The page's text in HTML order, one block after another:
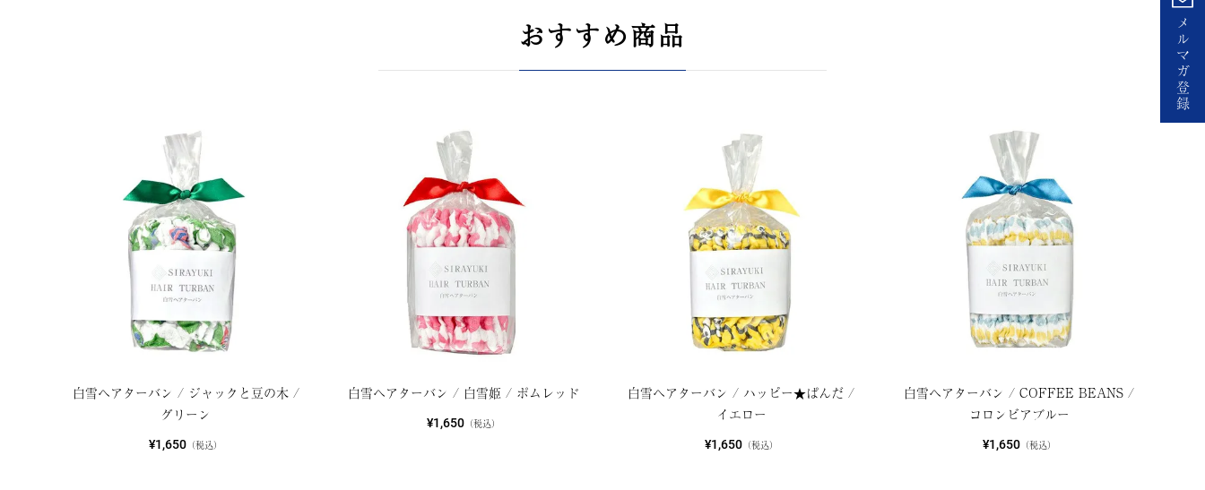
メ
ル
マ
ガ
登
録
おすすめ商品
白雪ヘアターバン / ジャックと豆の木 /
グリーン
¥1,650 （税込）
白雪ヘアターバン / 白雪姫 / ポムレッド
¥1,650（税込）
白雪ヘアターバン / ハッピー★ぱんだ /
イエロー
¥1,650（税込）
白雪ヘアターバン / COFFEE BEANS /
コロンビアブルー
¥1,650（税込）